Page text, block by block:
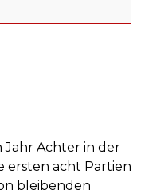
Achter in der
ersten acht Partien
bleibenden